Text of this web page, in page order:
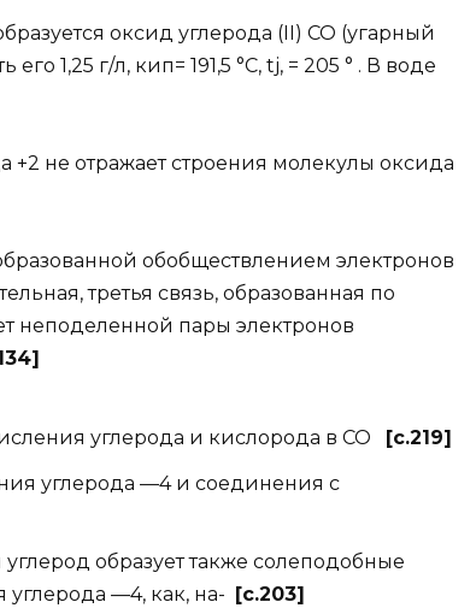
оксид углерода (II) СО (угарный
1,25 г/л, кип= 191,5 °С, tj, = 205 ° . В воде
не отражает строения молекулы оксида
обобществлением электронов
третья связь, образованная по
неподеленной пары электронов
углерода и кислорода в СО [c.219]
углерода —4 и соединения с
образует также солеподобные
—4, как, на- [c.203]